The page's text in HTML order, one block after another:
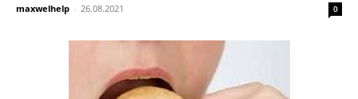
maxwelhelp - 26.08.2021 0